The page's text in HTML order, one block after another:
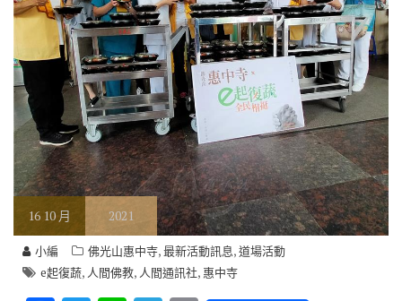
16 10 月 2021
小編 佛光山惠中寺,最新活動訊息,道場活動
e起復蔬, 人間佛教, 人間通訊社, 惠中寺